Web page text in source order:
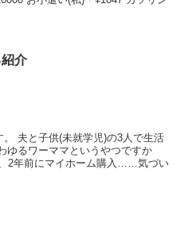
介
夫と子供(未就学児)の3人で生活
ゆるワーママというやつですか
2年前にマイホーム購入……気づい